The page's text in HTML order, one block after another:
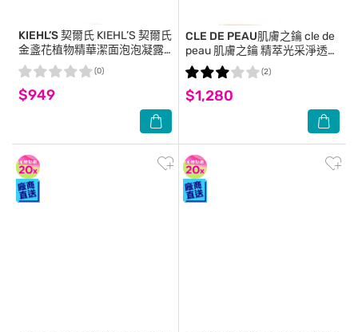
KIEHL’S 契爾氏 KIEHL’S 契爾氏
金盞花植物精華潔面泡泡凝露
(230ml)-國際航空版
$949
(0)
CLE DE PEAU肌膚之鑰cle de
peau 肌膚之鑰 精萃光采淨透潔
膚皂(125ml)-國際航空版
$1,280
(2)